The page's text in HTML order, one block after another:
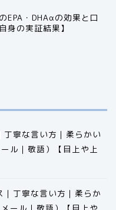
EPA・DHAαの効果と口
身の実証結果】
寧な言い方｜柔らかい
ル｜敬語）【目上や上
丁寧な言い方｜柔らか